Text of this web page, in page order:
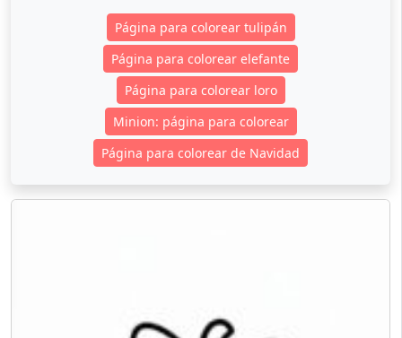
Página para colorear tulipán
Página para colorear elefante
Página para colorear loro
Minion: página para colorear
Página para colorear de Navidad